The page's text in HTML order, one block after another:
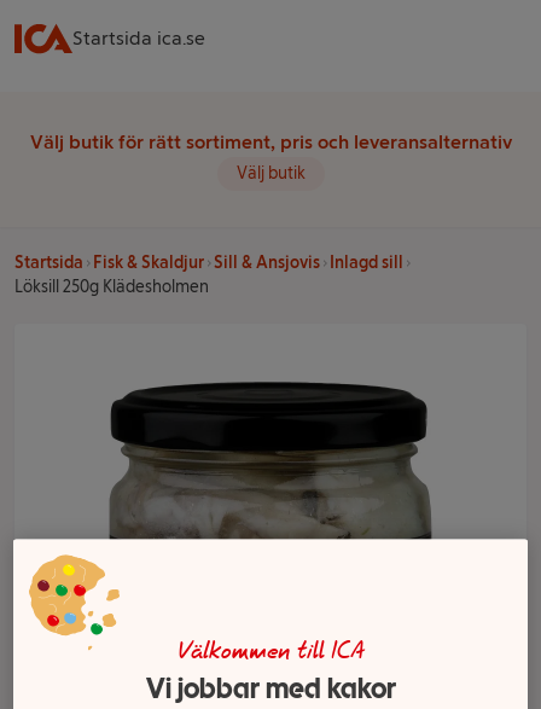
Startsida ica.se
Välj butik för rätt sortiment, pris och leveransalternativ
Välj butik
Startsida Fisk & Skaldjur Sill & Ansjovis
Inlagd sill
Löksill 250g Klädesholmen
Välkommen till ICA
Vi jobbar med kakor